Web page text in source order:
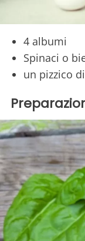
4 albumi
Spinaci o
un pizzico